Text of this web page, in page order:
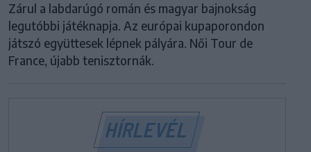
Zárul a labdarúgó román és magyar bajnokság
legutóbbi játéknapja. Az európai kupaporondon
játszó együttesek lépnek pályára. Női Tour de
France, újabb tenisztornák.
HÍRLEVÉL